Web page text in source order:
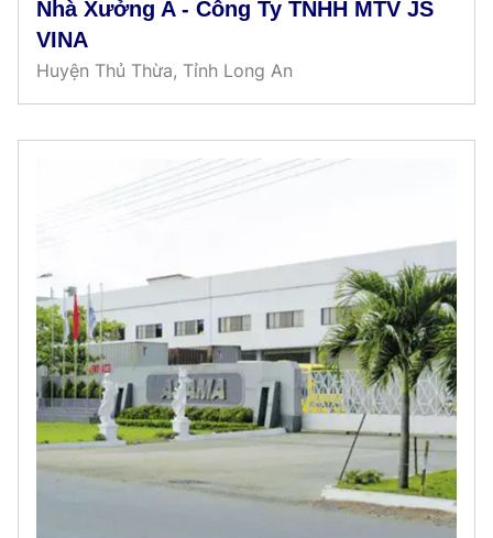
Nhà Xưởng A - Công Ty TNHH MTV JS
VINA
Huyện Thủ Thừa, Tỉnh Long An